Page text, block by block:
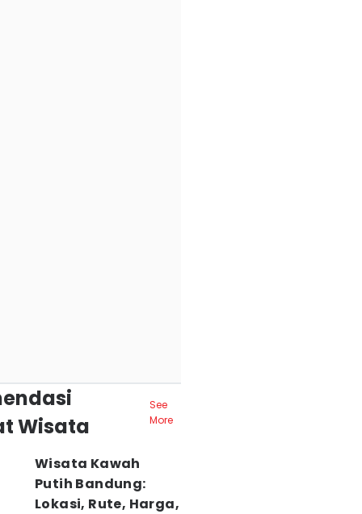
Wisata
See
More
Wisata Kawah
Putih Bandung:
Lokasi, Rute, Harga,